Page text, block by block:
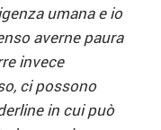
umana e io
averne paura
invece
ci possono
in cui può